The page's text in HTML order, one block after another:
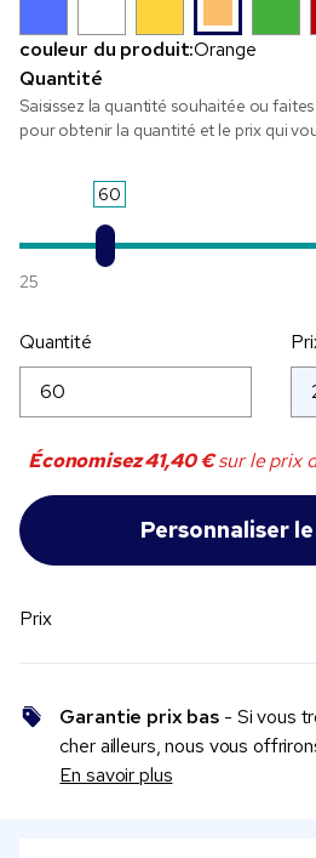
couleur du produit:Orange
Quantité
Saisissez la quantité souhaitée ou
pour obtenir la quantité et le prix qui
60
25
Quantité
Économisez41,40 €sur le prix
Prix
Garantie prix bas - Si vous
cher ailleurs, nous vous
En savoir plus